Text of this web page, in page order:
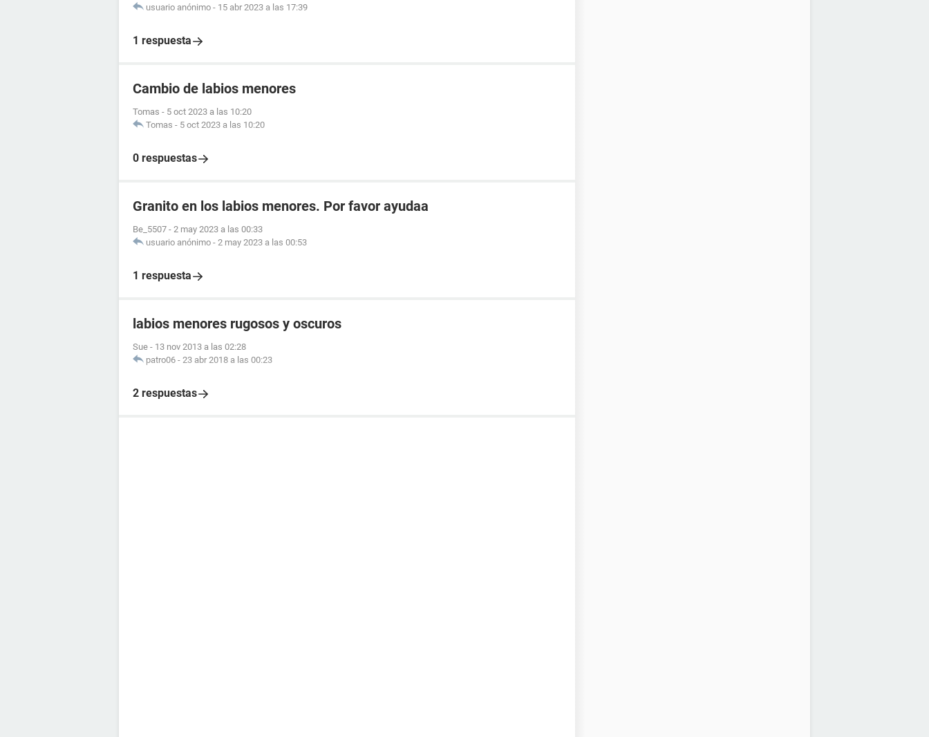
usuario anónimo - 15 abr 2023 a las 17:39
1 respuesta
Cambio de labios menores
Tomas - 5 oct 2023 a las 10:20
Tomas - 5 oct 2023 a las 10:20
0 respuestas
Granito en los labios menores. Por favor ayudaa
Be_5507 - 2 may 2023 a las 00:33
usuario anónimo - 2 may 2023 a las 00:53
1 respuesta
labios menores rugosos y oscuros
Sue - 13 nov 2013 a las 02:28
patro06 - 23 abr 2018 a las 00:23
2 respuestas